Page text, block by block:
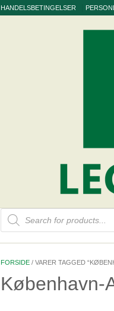
HANDELSBETINGELSER
Products
search
FORSIDE / VARER TAGGED
København-